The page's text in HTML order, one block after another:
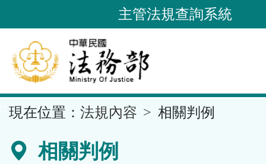
到
要
內
容
區
主管法規查詢系統
現在位置： 法規內容 相關判例
相關判例